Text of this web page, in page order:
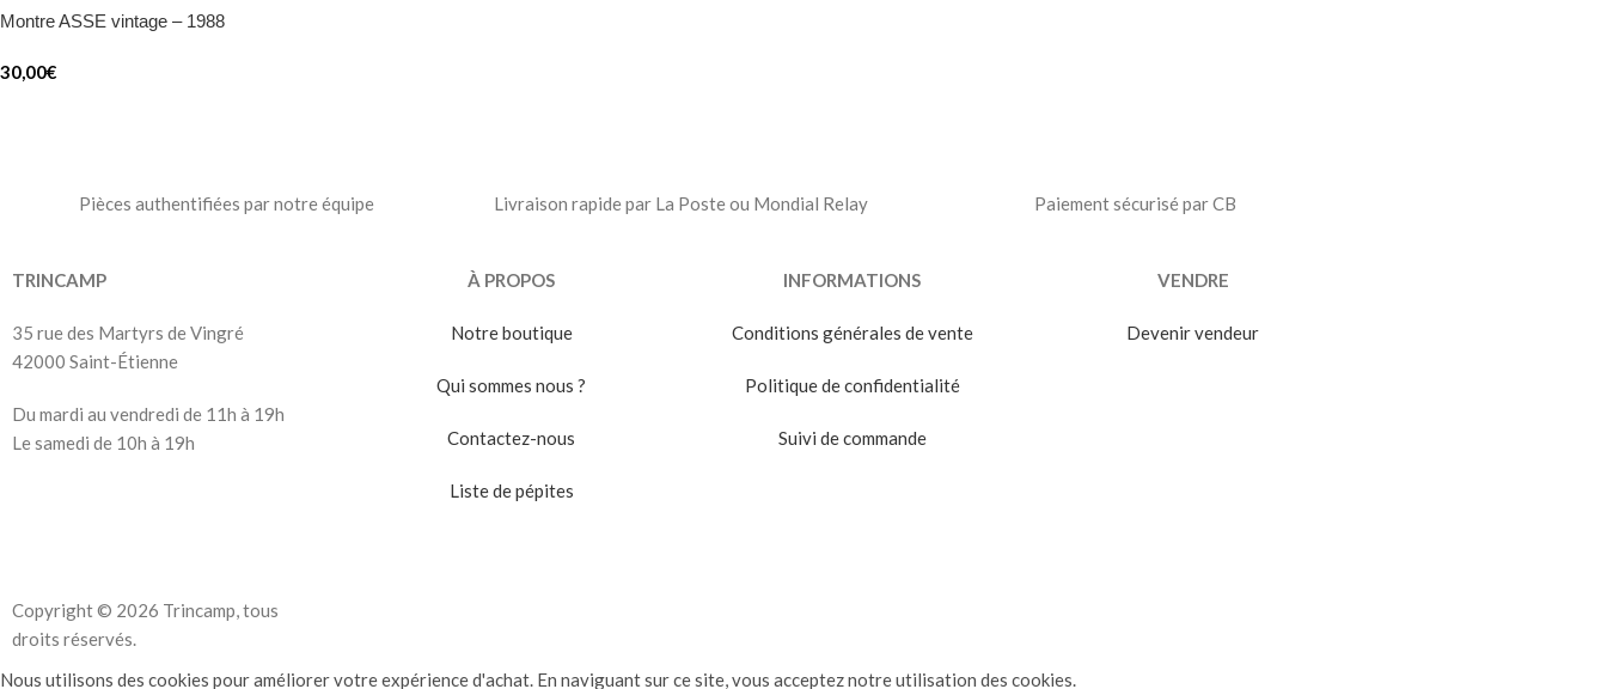
Montre ASSE vintage – 1988
30,00€
Pièces authentifiées par notre équipe Livraison rapide par La Poste ou Mondial Relay Paiement sécurisé par CB
TRINCAMP
35 rue des Martyrs de Vingré
42000 Saint-Étienne
Du mardi au vendredi de 11h à 19h
Le samedi de 10h à 19h
Copyright © 2026 Trincamp, tous
droits réservés.
À PROPOS
Notre boutique
Qui sommes nous ?
Contactez-nous
Liste de pépites
INFORMATIONS
Conditions générales de vente
Politique de confidentialité
Suivi de commande
VENDRE
Devenir vendeur
Nous utilisons des cookies pour améliorer votre expérience d'achat. En naviguant sur ce site, vous acceptez notre utilisation des cookies.